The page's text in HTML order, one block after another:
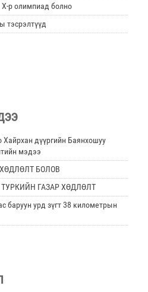
р олимпиад болно
тэсрэлтүүд
дүүргийн Баянхошуу
мэдээ
БОЛОВ
ГАЗАР ХӨДЛӨЛТ
баруун урд зүгт 38 километрын